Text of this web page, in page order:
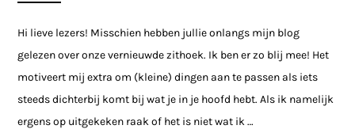
Hi lieve lezers! Misschien hebben jullie onlangs mijn blog
gelezen over onze vernieuwde zithoek. Ik ben er zo blij mee! Het
motiveert mij extra om (kleine) dingen aan te passen als iets
steeds dichterbij komt bij wat je in je hoofd hebt. Als ik namelijk
ergens op uitgekeken raak of het is niet wat ik …